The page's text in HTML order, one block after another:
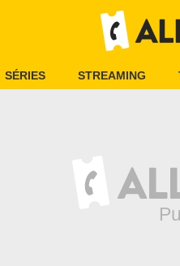
SÉRIES STREAMING